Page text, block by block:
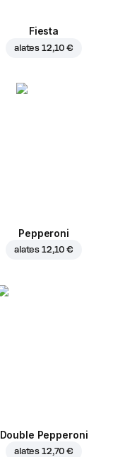
Fiesta
alates 12,10 €
Pepperoni
alates 12,10 €
Double Pepperoni
alates 12,70 €